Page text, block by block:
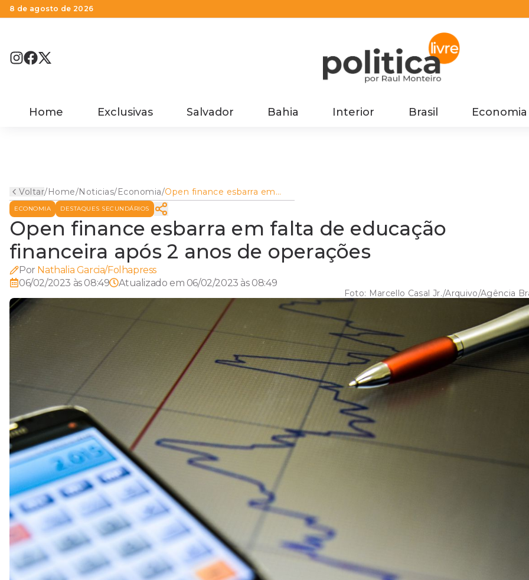
8 de agosto de 2026
Home Exclusivas Salvador Bahia Interior Brasil Economia
Voltar/Home/Noticias/Economia/Open finance esbarra em
falta de educação financeira
após 2 anos de operações
ECONOMIA DESTAQUES SECUNDÁRIOS
Open finance esbarra em falta de educação
financeira após 2 anos de operações
Por Nathalia Garcia/Folhapress
06/02/2023 às 08:49
Atualizado em 06/02/2023 às 08:49
Foto: Marcello Casal Jr./Arquivo/Agência